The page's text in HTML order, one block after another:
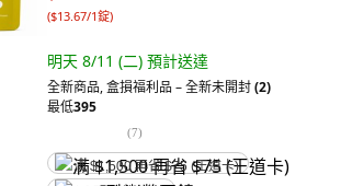
($13.67/1錠)
明天 8/11 (二) 預計送達
全新商品,盒損福利品 – 全新未開封(2)
最低395
(7)
满 $1,500 再省 $75 (王道卡)